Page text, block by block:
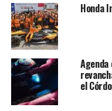
NO TE PIERDAS
Final para el infarto
Honda
el